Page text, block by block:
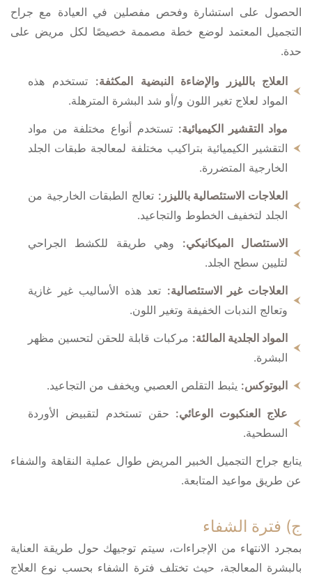
الحصول على استشارة وفحص مفصلين في العيادة مع جراح
التجميل المعتمد لوضع خطة مصممة خصيصًا لكل مريض على
حدة.
العلاج بالليزر والإضاءة النبضية المكثفة: تستخدم هذه
المواد لعلاج تغير اللون و/أو شد البشرة المترهلة.
مواد التقشير الكيميائية: تستخدم أنواع مختلفة من مواد
التقشير الكيميائية بتراكيب مختلفة لمعالجة طبقات الجلد
الخارجية المتضررة.
العلاجات الاستئصالية بالليزر: تعالج الطبقات الخارجية من
الجلد لتخفيف الخطوط والتجاعيد.
الاستئصال الميكانيكي: وهي طريقة للكشط الجراحي
لتليين سطح الجلد.
العلاجات غير الاستئصالية: تعد هذه الأساليب غير غازية
وتعالج الندبات الخفيفة وتغير اللون.
المواد الجلدية المالئة: مركبات قابلة للحقن لتحسين مظهر
البشرة.
البوتوكس: يثبط التقلص العصبي ويخفف من التجاعيد.
علاج العنكبوت الوعائي: حقن تستخدم لتقبيض الأوردة
السطحية.
يتابع جراح التجميل الخبير المريض طوال عملية النقاهة والشفاء
عن طريق مواعيد المتابعة.
ج) فترة الشفاء
بمجرد الانتهاء من الإجراءات، سيتم توجيهك حول طريقة العناية
بالبشرة المعالجة، حيث تختلف فترة الشفاء بحسب نوع العلاج